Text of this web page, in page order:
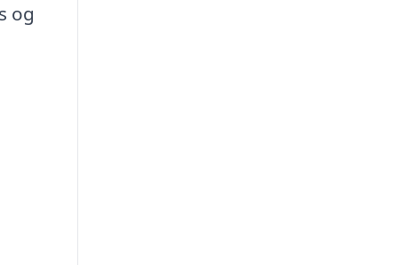
og